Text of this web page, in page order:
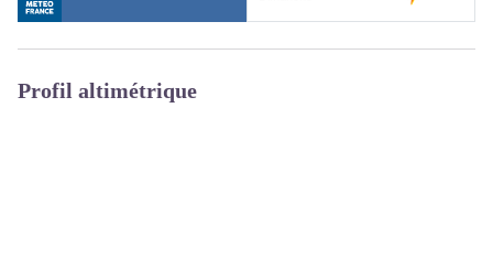
Profil altimétrique